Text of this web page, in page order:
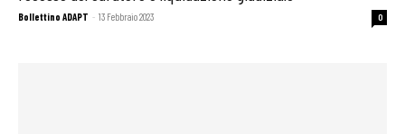
Bollettino ADAPT - 13 Febbraio 2023 0